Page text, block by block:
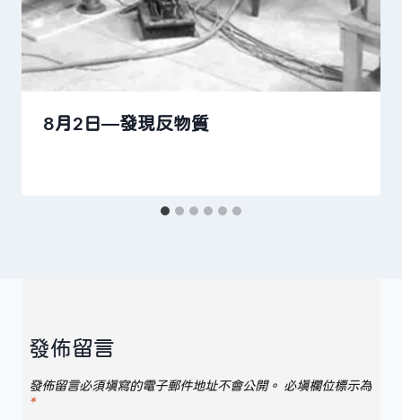
8月2日—發現反物質
發佈留言
發佈留言必須填寫的電子郵件地址不會公開。 必填欄位標示為
*